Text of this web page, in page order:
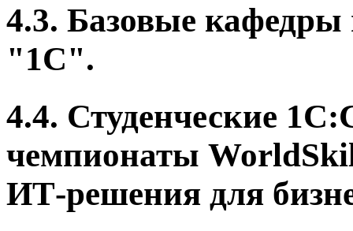
4.3. Базовые кафедры
"1С".
4.4. Студенческие
чемпионаты
ИТ-решения для